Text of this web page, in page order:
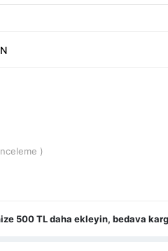
)
500 TLdaha ekleyin, bedava